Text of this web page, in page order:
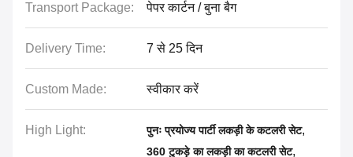
Transport Package: पेपर कार्टन / बुना बैग
Delivery Time: 7 से 25 दिन
Custom Made: स्वीकार करें
High Light: पुनः प्रयोज्य पार्टी लकड़ी के कटलरी सेट,
360 टुकड़े का लकड़ी का कटलरी सेट,